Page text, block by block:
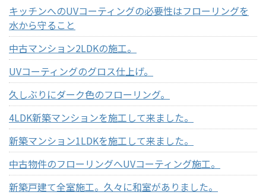
キッチンへのUVコーティングの必要性はフローリングを
水から守ること
中古マンション2LDKの施工。
UVコーティングのグロス仕上げ。
久しぶりにダーク色のフローリング。
4LDK新築マンションを施工して来ました。
新築マンション1LDKを施工して来ました。
中古物件のフローリングへUVコーティング施工。
新築戸建て全室施工。久々に和室がありました。